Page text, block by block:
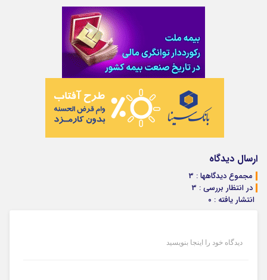
ارسال دیدگاه
مجموع دیدگاهها : 3
در انتظار بررسی : 3
انتشار یافته : ۰
دیدگاه خود را اینجا بنویسید